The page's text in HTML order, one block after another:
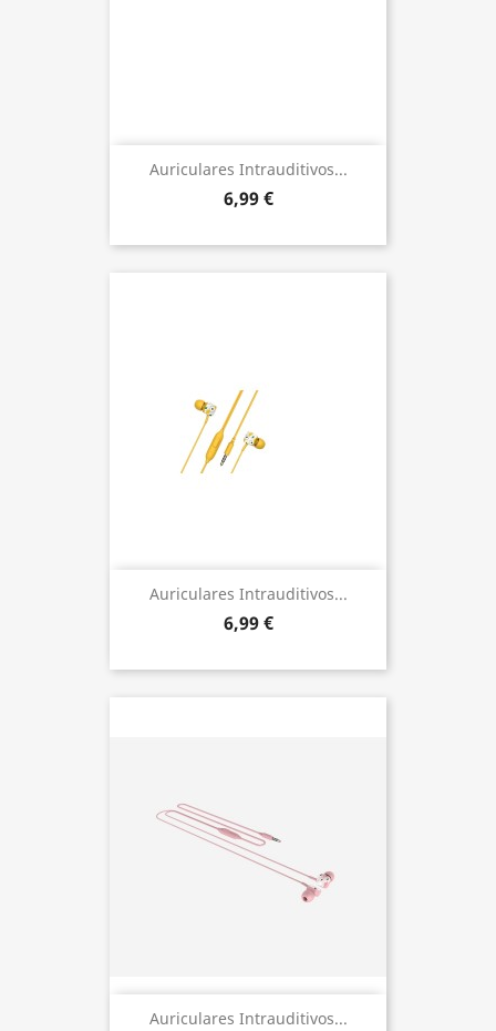
Auriculares Intrauditivos...
6,99 €
Auriculares Intrauditivos...
6,99 €
Auriculares Intrauditivos...